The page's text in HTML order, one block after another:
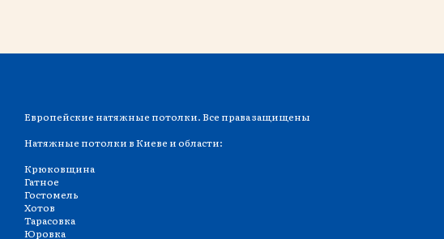
Европейские натяжные потолки. Все права защищены
Натяжные потолки в Киеве и области:
Крюковщина
Гатное
Гостомель
Хотов
Тарасовка
Юровка